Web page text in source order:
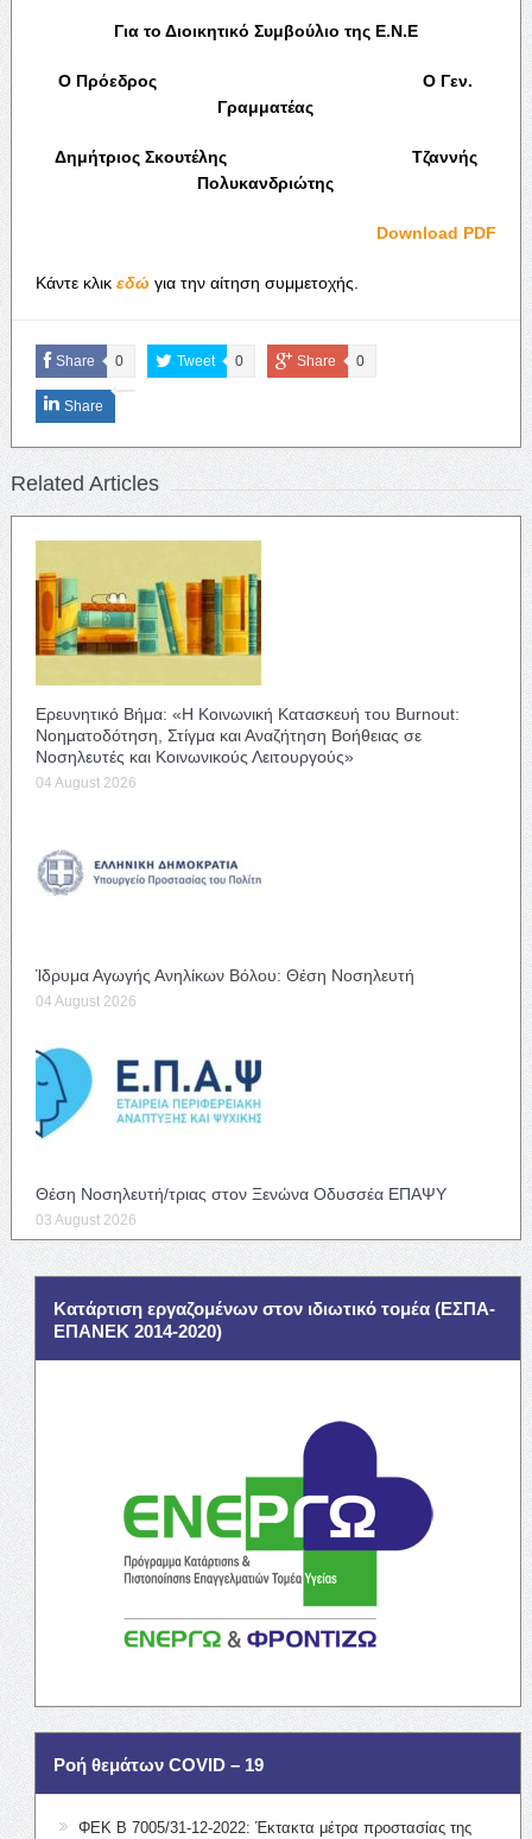
Για το Διοικητικό Συμβούλιο της Ε.Ν.Ε
Ο Πρόεδρος Ο Γεν.
Γραμματέας
Δημήτριος Σκουτέλης Τζαννής
Πολυκανδριώτης
Download PDF
Κάντε κλικ εδώγια την αίτηση συμμετοχής.
Share 0 Tweet 0 Share 0
Share
Related Articles
Ερευνητικό Βήμα: «Η Κοινωνική Κατασκευή του Burnout:
Νοηματοδότηση, Στίγμα και Αναζήτηση Βοήθειας σε
Νοσηλευτές και Κοινωνικούς Λειτουργούς»
04 August 2026
Ίδρυμα Αγωγής Ανηλίκων Βόλου: Θέση Νοσηλευτή
04 August 2026
Θέση Νοσηλευτή/τριας στον Ξενώνα Οδυσσέα ΕΠΑΨΥ
03 August 2026
Κατάρτιση εργαζομένων στον ιδιωτικό τομέα (ΕΣΠΑ-
ΕΠΑΝΕΚ 2014-2020)
Ροή θεμάτων COVID – 19
ΦΕΚ Β 7005/31-12-2022: Έκτακτα μέτρα προστασίας της